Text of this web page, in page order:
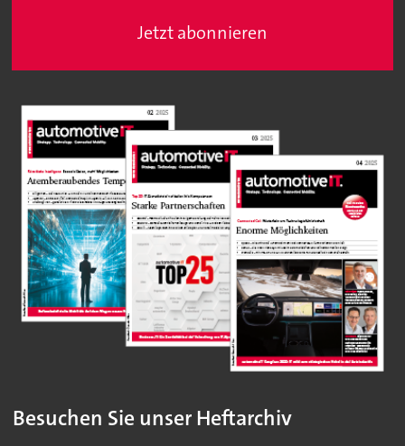
Jetzt abonnieren
Besuchen Sie unser Heftarchiv